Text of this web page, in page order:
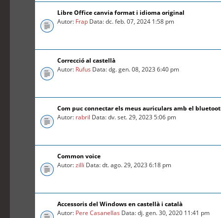
Libre Office canvia format i idioma original
Autor: Frap Data: dc. feb. 07, 2024 1:58 pm
Correcció al castellà
Autor: Rufus Data: dg. gen. 08, 2023 6:40 pm
Com puc connectar els meus auriculars amb el
Autor: rabril Data: dv. set. 29, 2023 5:06 pm
Common voice
Autor:zilli Data: dt. ago. 29, 2023 6:18 pm
Accessoris del Windows en castellà i català
Autor: Pere Casanellas Data: dj. gen. 30, 2020 11:41 pm